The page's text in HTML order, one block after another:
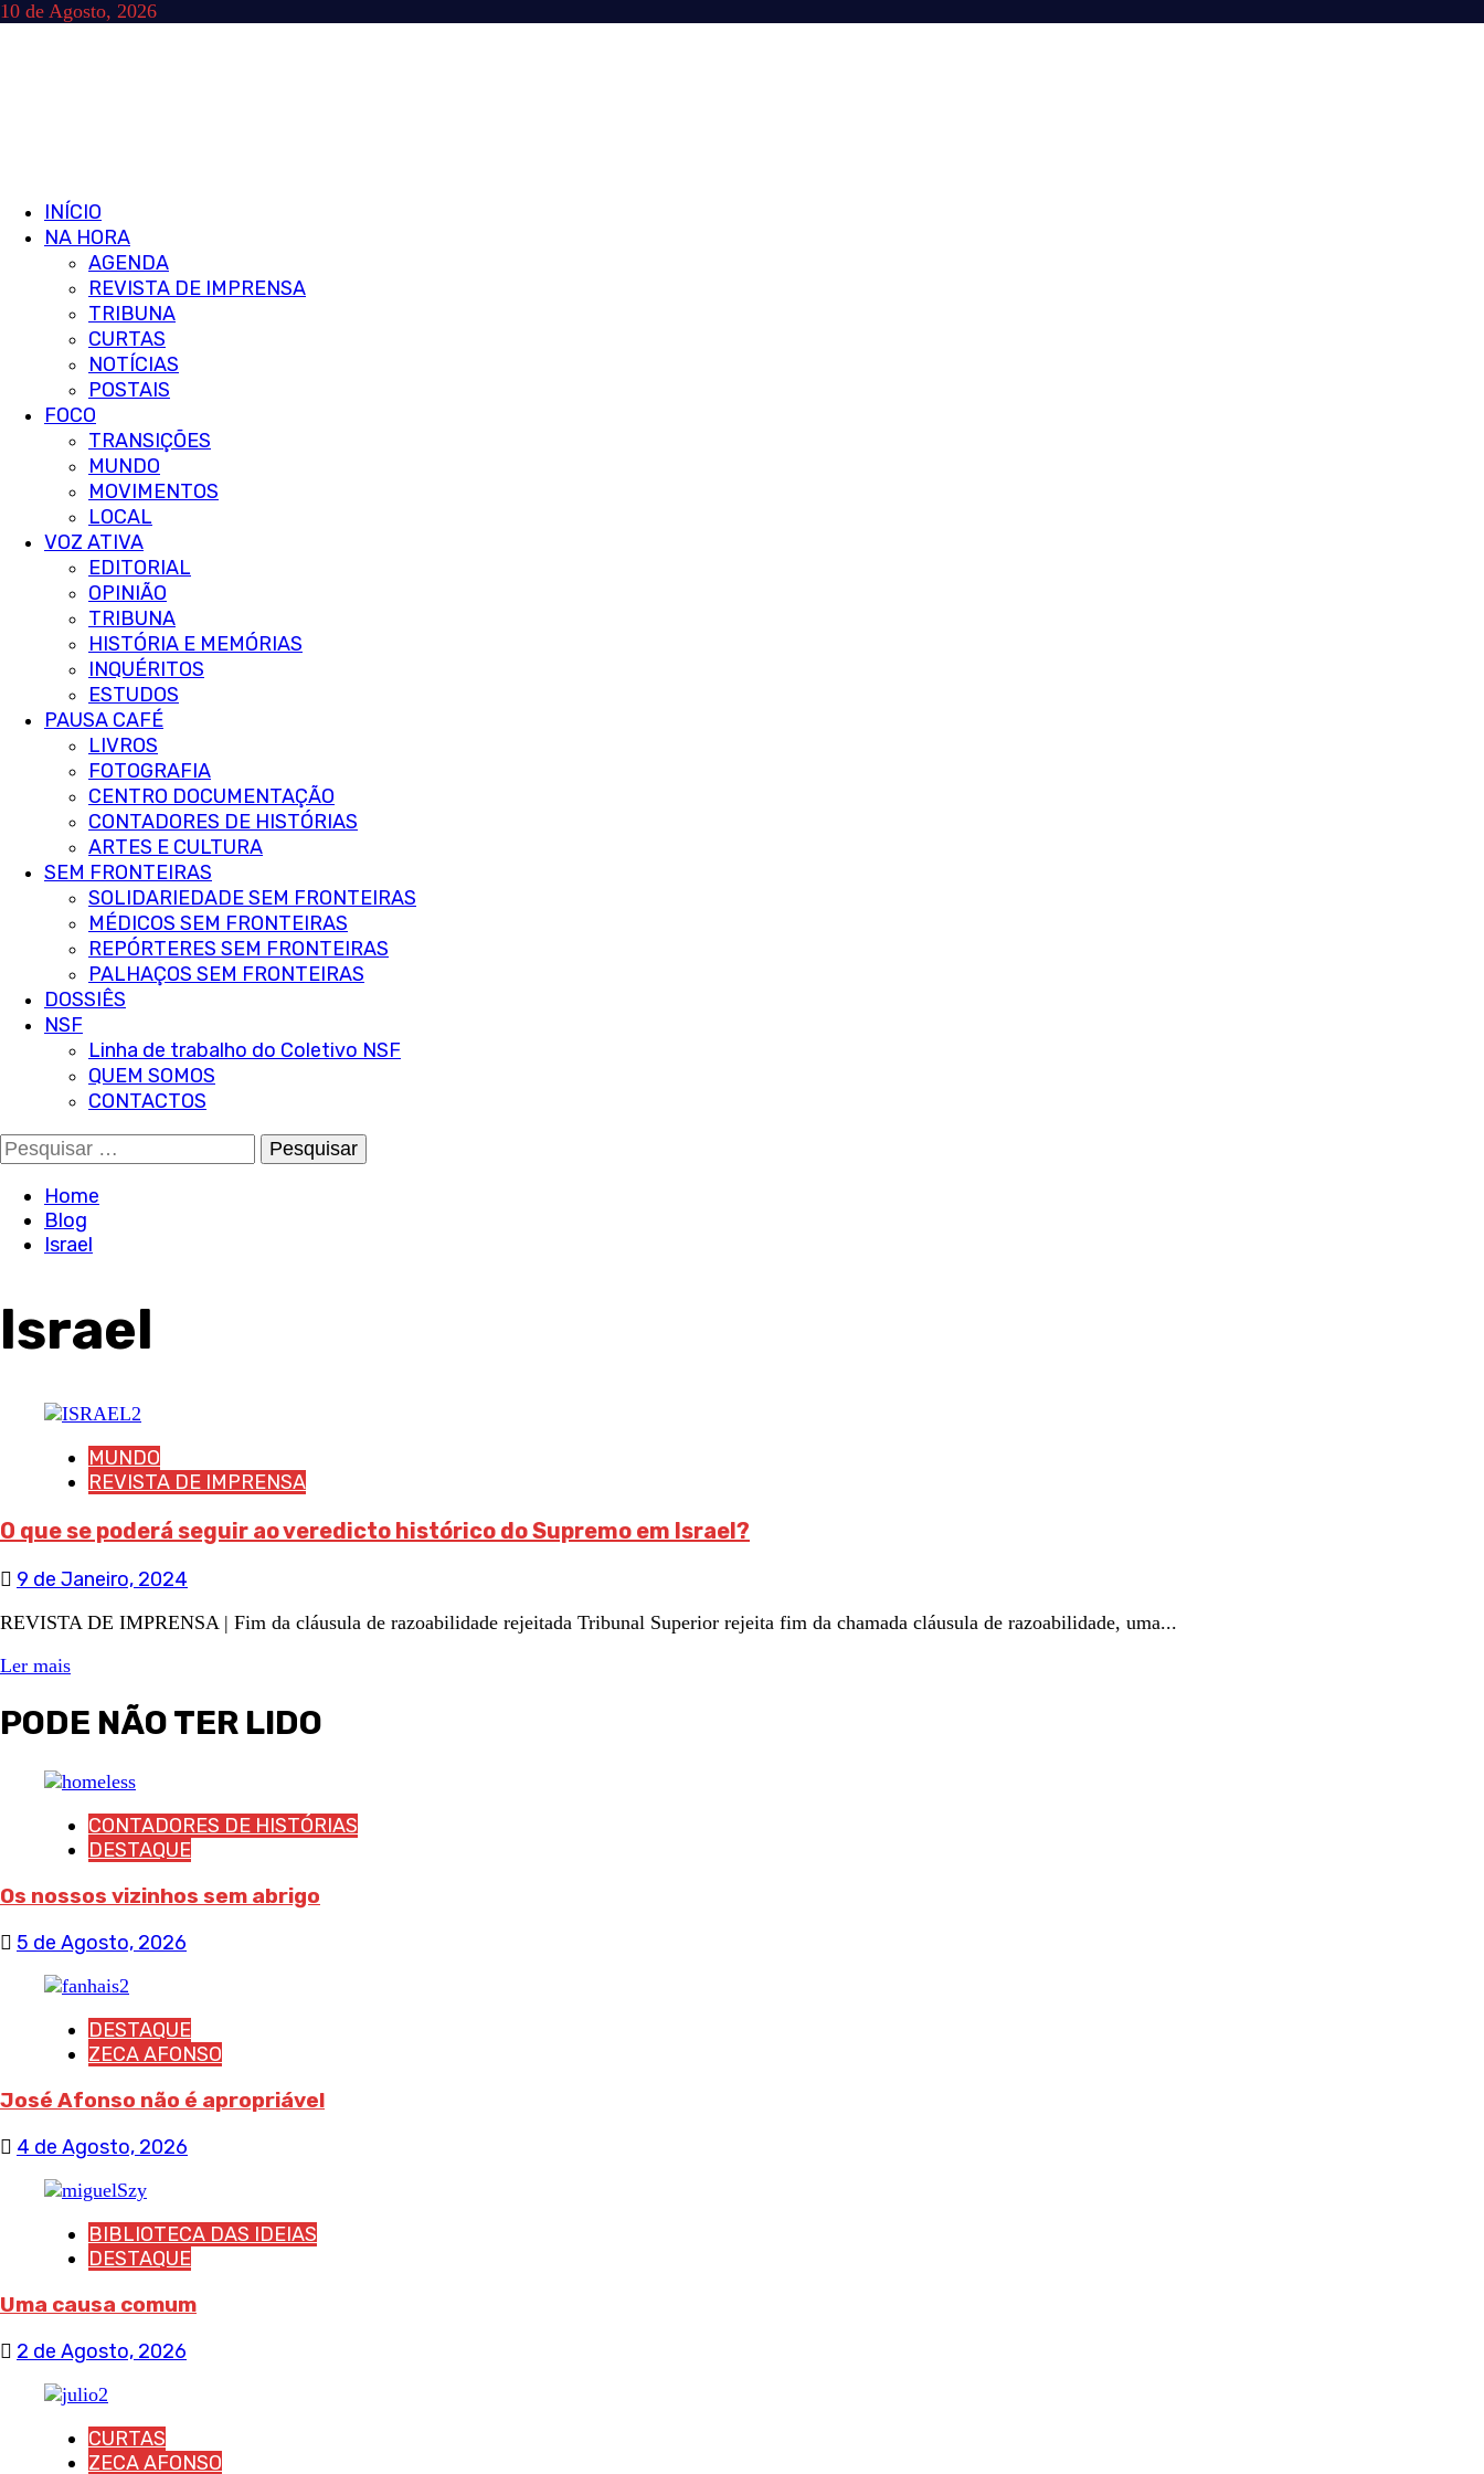
Skip
10 de Agosto, 2026
Primary
Menu
INÍCIO
NA HORA
AGENDA
REVISTA DE IMPRENSA
TRIBUNA
CURTAS
NOTÍCIAS
POSTAIS
FOCO
TRANSIÇÕES
MUNDO
MOVIMENTOS
LOCAL
VOZ ATIVA
EDITORIAL
OPINIÃO
TRIBUNA
HISTÓRIA E MEMÓRIAS
INQUÉRITOS
ESTUDOS
PAUSA CAFÉ
LIVROS
FOTOGRAFIA
CENTRO DOCUMENTAÇÃO
CONTADORES DE HISTÓRIAS
ARTES E CULTURA
SEM FRONTEIRAS
SOLIDARIEDADE SEM FRONTEIRAS
MÉDICOS SEM FRONTEIRAS
REPÓRTERES SEM FRONTEIRAS
PALHAÇOS SEM FRONTEIRAS
DOSSIÊS
NSF
Linha de trabalho do Coletivo NSF
QUEM SOMOS
CONTACTOS
Pesquisar
por:
Home
Blog
Israel
Israel
MUNDO
REVISTA DE IMPRENSA
O que se poderá seguir ao veredicto histórico do Supremo em Israel?
9 de Janeiro, 2024
REVISTA DE IMPRENSA | Fim da cláusula de razoabilidade rejeitada Tribunal Superior rejeita fim da chamada cláusula de razoabilidade, uma...
Ler mais
PODE NÃO TER LIDO
CONTADORES DE HISTÓRIAS
DESTAQUE
Os nossos vizinhos sem abrigo
5 de Agosto, 2026
DESTAQUE
ZECA AFONSO
José Afonso não é apropriável
4 de Agosto, 2026
BIBLIOTECA DAS IDEIAS
DESTAQUE
Uma causa comum
2 de Agosto, 2026
CURTAS
ZECA AFONSO